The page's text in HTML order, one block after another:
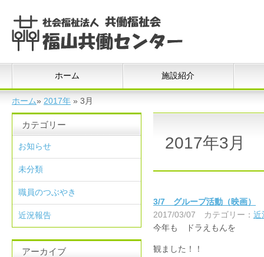
ホーム 施設紹介
ホーム» 2017年 » 3月
2017年3月
3/7 グループ活動（映画）
2017/03/07
カテゴリー： 近
今年も ドラえもんを
観ました！！
カテゴリー
お知らせ
未分類
職員のつぶやき
近況報告
アーカイブ